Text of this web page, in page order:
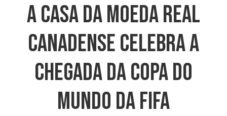
A CASA DA MOEDA REAL
CANADENSE CELEBRA A
CHEGADA DA COPA DO
MUNDO DA FIFA